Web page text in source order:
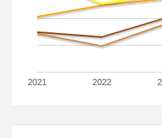
2021 2022